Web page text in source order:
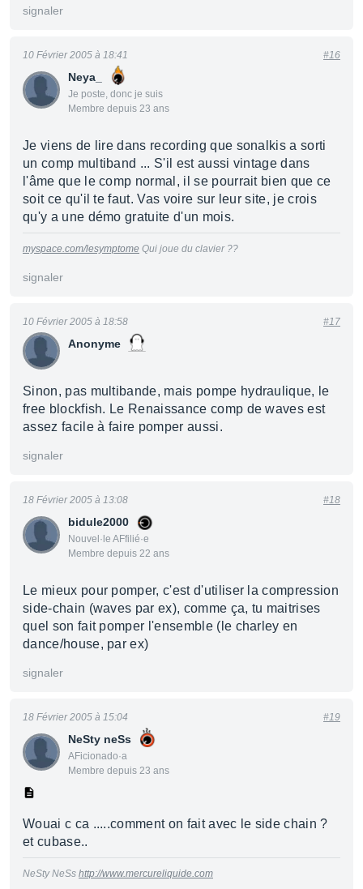
signaler
Neya_
Je poste, donc je suis
Membre depuis 23 ans
10 Février 2005 à 18:41 #16
Je viens de lire dans recording que sonalkis a sorti
un comp multiband ... S'il est aussi vintage dans
l'âme que le comp normal, il se pourrait bien que ce
soit ce qu'il te faut. Vas voire sur leur site, je crois
qu'y a une démo gratuite d'un mois.
myspace.com/lesymptome Qui joue du clavier ??
signaler
Anonyme
10 Février 2005 à 18:58 #17
Sinon, pas multibande, mais pompe hydraulique, le
free blockfish. Le Renaissance comp de waves est
assez facile à faire pomper aussi.
signaler
bidule2000
Nouvel·le AFfilié·e
Membre depuis 22 ans
18 Février 2005 à 13:08 #18
Le mieux pour pomper, c'est d'utiliser la compression
side-chain (waves par ex), comme ça, tu maitrises
quel son fait pomper l'ensemble (le charley en
dance/house, par ex)
signaler
NeSty neSs
AFicionado·a
Membre depuis 23 ans
18 Février 2005 à 15:04 #19
Wouai c ca .....comment on fait avec le side chain ?
et cubase..
NeSty NeSs http://www.mercureliquide.com